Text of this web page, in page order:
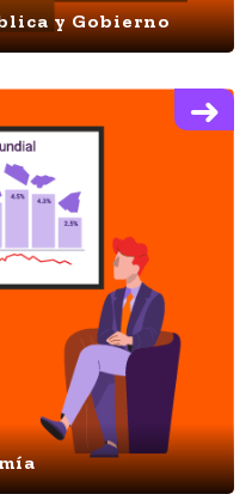
y Gobierno